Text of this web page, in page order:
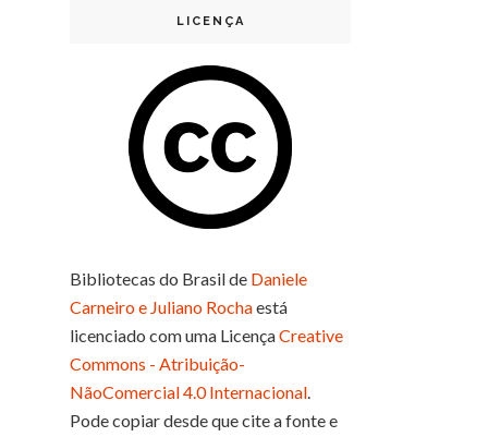
LICENÇA
Bibliotecas do Brasilde Daniele
Carneiro e Juliano Rochaestá
licenciado com uma LicençaCreative
Commons - Atribuição-
NãoComercial 4.0 Internacional.
Pode copiar desde que cite a fonte e